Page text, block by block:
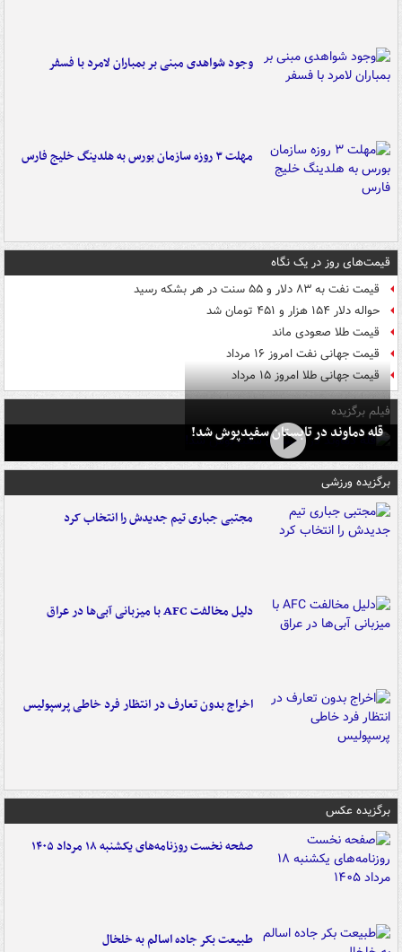
وجود شواهدی مبنی بر بمباران لامرد با فسفر
مهلت ۳ روزه سازمان بورس به هلدینگ خلیج فارس
قیمت‌های روز در یک نگاه
قیمت نفت به ۸۳ دلار و ۵۵ سنت در هر بشکه رسید
حواله دلار ۱۵۴ هزار و ۴۵۱ تومان شد
قیمت طلا صعودی ماند
قیمت جهانی نفت امروز ۱۶ مرداد
قیمت جهانی طلا امروز ۱۵ مرداد
فیلم برگزیده
قله دماوند در تابستان سفیدپوش شد!
برگزیده ورزشی
مجتبی جباری تیم جدیدش را انتخاب کرد
دلیل مخالفت AFC با میزبانی آبی‌ها در عراق
اخراج بدون تعارف در انتظار فرد خاطی پرسپولیس
برگزیده عکس
صفحه نخست روزنامه‌های یکشنبه ۱۸ مرداد ۱۴۰۵
طبیعت بکر جاده اسالم به خلخال